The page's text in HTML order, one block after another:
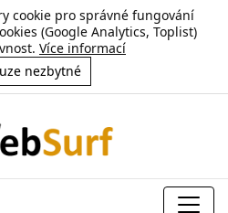
cookie pro správné fungování
(Google Analytics, Toplist)
Více informací
nezbytné